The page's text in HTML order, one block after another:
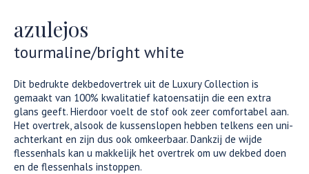
azulejos
tourmaline/bright white
Dit bedrukte dekbedovertrek uit de Luxury Collection is
gemaakt van 100% kwalitatief katoensatijn die een extra
glans geeft. Hierdoor voelt de stof ook zeer comfortabel aan.
Het overtrek, alsook de kussenslopen hebben telkens een uni-
achterkant en zijn dus ook omkeerbaar. Dankzij de wijde
flessenhals kan u makkelijk het overtrek om uw dekbed doen
en de flessenhals instoppen.